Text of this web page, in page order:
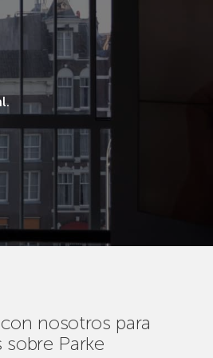
nosotros para
sobre Parke